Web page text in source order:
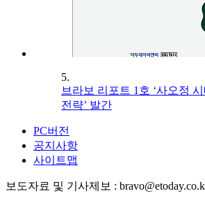
5.
브라보 리포트 1호 ‘사오정
전략’ 발간
PC버전
공지사항
사이트맵
보도자료 및 기사제보 :